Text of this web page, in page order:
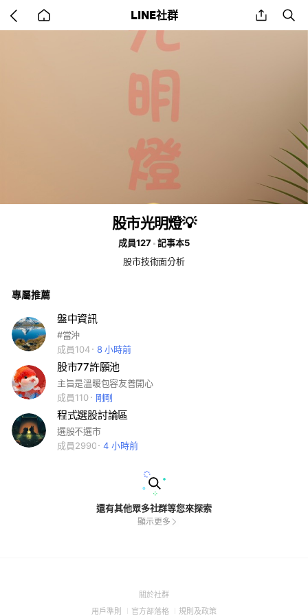
back
to
LINE社群 share
股市光明燈💡
成員127
記事本5
股市技術面分析
專屬推薦
盤中資訊
#當沖
成員104
8 小時前
股市77許願池
主旨是溫暖包容友善開心
成員110
剛剛
程式選股討論區
選股不選市
成員2990
4 小時前
還有其他眾多社群等您來探索
顯示更多
關於社群(Open
用戶準則 (Open
官方部落格 (Open
規則及政策(Open